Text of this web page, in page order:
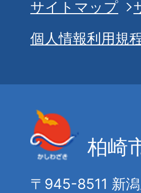
サイトマップ
個人情報利用規
柏崎
〒945-8511 新